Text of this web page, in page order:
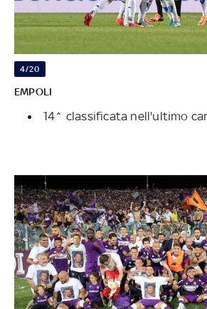
4/20
EMPOLI
14^ classificata nell'ultimo